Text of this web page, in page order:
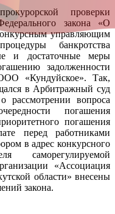
проверки
закона «О
управляющим
банкротства
и достаточные меры
задолженности
«Кундуйское». Так,
в Арбитражный суд
рассмотрении вопроса
погашения
погашения
перед работниками
в адрес конкурсного
саморегулируемой
«Ассоциация
области» внесены
закона.